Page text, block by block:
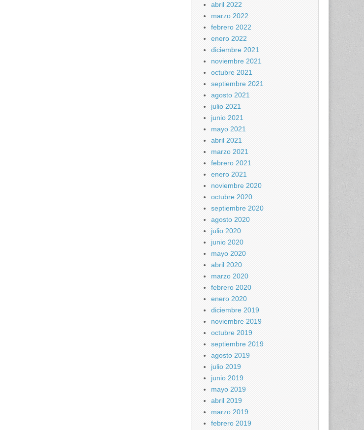
abril 2022
marzo 2022
febrero 2022
enero 2022
diciembre 2021
noviembre 2021
octubre 2021
septiembre 2021
agosto 2021
julio 2021
junio 2021
mayo 2021
abril 2021
marzo 2021
febrero 2021
enero 2021
noviembre 2020
octubre 2020
septiembre 2020
agosto 2020
julio 2020
junio 2020
mayo 2020
abril 2020
marzo 2020
febrero 2020
enero 2020
diciembre 2019
noviembre 2019
octubre 2019
septiembre 2019
agosto 2019
julio 2019
junio 2019
mayo 2019
abril 2019
marzo 2019
febrero 2019